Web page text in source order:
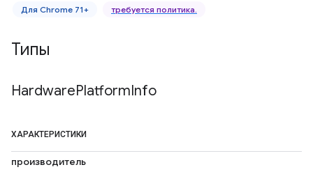
Для Chrome 71+ требуется политика.
Типы
HardwarePlatformInfo
ХАРАКТЕРИСТИКИ
производитель